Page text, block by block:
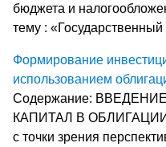
бюджета и
тему : «Государственный
Формирование
использованием
Содержание:
КАПИТАЛ В
с точки зрения